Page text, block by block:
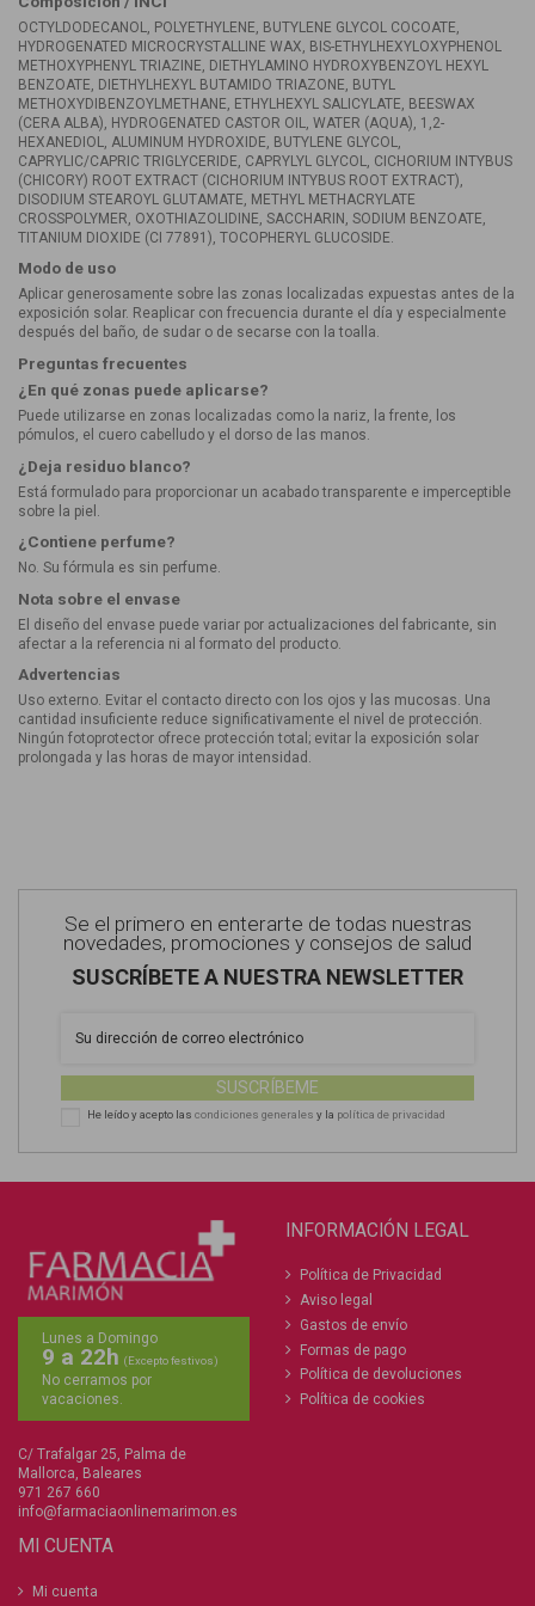
OCTYLDODECANOL, POLYETHYLENE, BUTYLENE GLYCOL COCOATE,
HYDROGENATED MICROCRYSTALLINE WAX, BIS-ETHYLHEXYLOXYPHENOL
METHOXYPHENYL TRIAZINE, DIETHYLAMINO HYDROXYBENZOYL HEXYL
BENZOATE, DIETHYLHEXYL BUTAMIDO TRIAZONE, BUTYL
METHOXYDIBENZOYLMETHANE, ETHYLHEXYL SALICYLATE, BEESWAX
(CERA ALBA), HYDROGENATED CASTOR OIL, WATER (AQUA), 1,2-
HEXANEDIOL, ALUMINUM HYDROXIDE, BUTYLENE GLYCOL,
CAPRYLIC/CAPRIC TRIGLYCERIDE, CAPRYLYL GLYCOL, CICHORIUM INTYBUS
(CHICORY) ROOT EXTRACT (CICHORIUM INTYBUS ROOT EXTRACT),
DISODIUM STEAROYL GLUTAMATE, METHYL METHACRYLATE
CROSSPOLYMER, OXOTHIAZOLIDINE, SACCHARIN, SODIUM BENZOATE,
TITANIUM DIOXIDE (CI 77891), TOCOPHERYL GLUCOSIDE.
Modo de uso
Aplicar generosamente sobre las zonas localizadas expuestas antes de la
exposición solar. Reaplicar con frecuencia durante el día y especialmente
después del baño, de sudar o de secarse con la toalla.
Preguntas frecuentes
¿En qué zonas puede aplicarse?
Puede utilizarse en zonas localizadas como la nariz, la frente, los
pómulos, el cuero cabelludo y el dorso de las manos.
¿Deja residuo blanco?
Está formulado para proporcionar un acabado transparente e imperceptible
sobre la piel.
¿Contiene perfume?
No. Su fórmula es sin perfume.
Nota sobre el envase
El diseño del envase puede variar por actualizaciones del fabricante, sin
afectar a la referencia ni al formato del producto.
Advertencias
Uso externo. Evitar el contacto directo con los ojos y las mucosas. Una
cantidad insuficiente reduce significativamente el nivel de protección.
Ningún fotoprotector ofrece protección total; evitar la exposición solar
prolongada y las horas de mayor intensidad.
Se el primero en enterarte de todas nuestras
novedades, promociones y consejos de salud
SUSCRÍBETE A NUESTRA NEWSLETTER
SUSCRÍBEME
He leído y acepto las condiciones generales y la política de privacidad
Lunes a Domingo
9 a 22h (Excepto festivos)
No cerramos por
vacaciones.
C/ Trafalgar 25, Palma de
Mallorca, Baleares
971 267 660
info@farmaciaonlinemarimon.es
INFORMACIÓN LEGAL
Política de Privacidad
Aviso legal
Gastos de envío
Formas de pago
Política de devoluciones
Política de cookies
MI CUENTA
Mi cuenta